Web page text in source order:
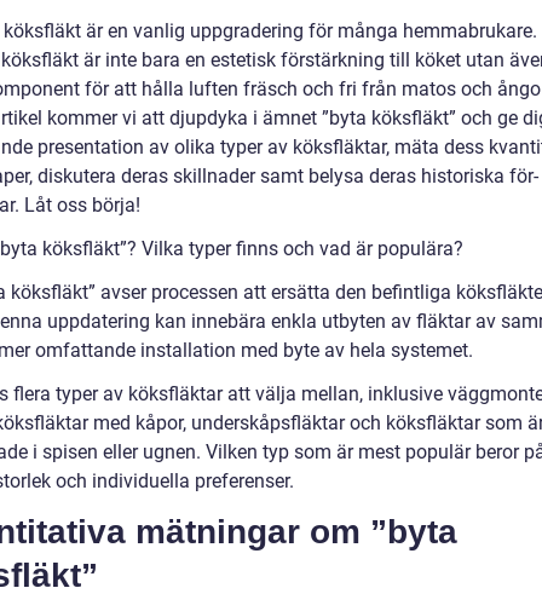
är en vanlig uppgradering för många hemmabrukare.
är inte bara en estetisk förstärkning till köket utan
för att hålla luften fräsch och fri från matos och
kommer vi att djupdyka i ämnet ”byta köksfläkt” och ge
presentation av olika typer av köksfläktar, mäta dess
diskutera deras skillnader samt belysa deras historiska
Låt oss börja!
köksfläkt”? Vilka typer finns och vad är populära?
köksfläkt” avser processen att ersätta den befintliga
uppdatering kan innebära enkla utbyten av fläktar av
omfattande installation med byte av hela systemet.
flera typer av köksfläktar att välja mellan, inklusive
med kåpor, underskåpsfläktar och köksfläktar som
i spisen eller ugnen. Vilken typ som är mest populär beror
och individuella preferenser.
mätningar om ”byta